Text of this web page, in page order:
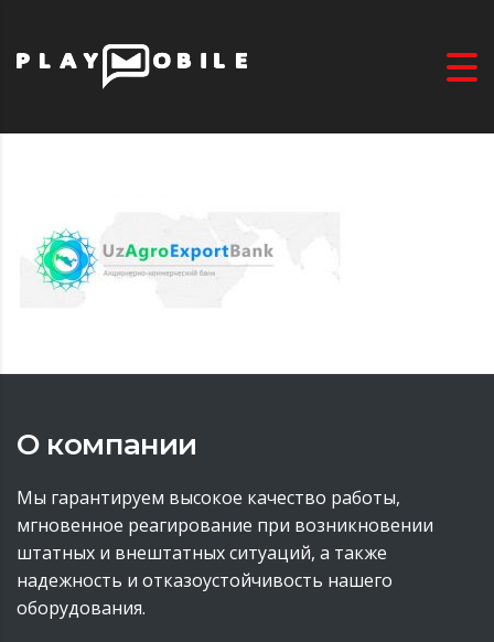
О компании
Мы гарантируем высокое качество работы,
мгновенное реагирование при возникновении
штатных и внештатных ситуаций, а также
надежность и отказоустойчивость нашего
оборудования.